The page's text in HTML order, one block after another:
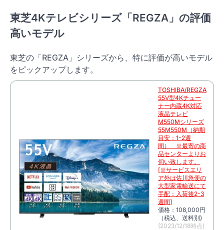
東芝4Kテレビシリーズ「REGZA」の評価
高いモデル
東芝の「REGZA」シリーズから、特に評価が高いモデル
をピックアップします。
TOSHIBA/REGZA
55V型4Kチュー
ナー内蔵4K対応
液晶テレビ
M550Mシリーズ
55M550M（納期
目安：1-2週
間） ※最寄の商
品センターよりお
伺い致します。
[※サービスエリ
ア外は佐川急便の
大型家電輸送にて
手配：入荷後2-3
週間]
価格：108,000円
（税込、送料別)
(2023/12/18時点)